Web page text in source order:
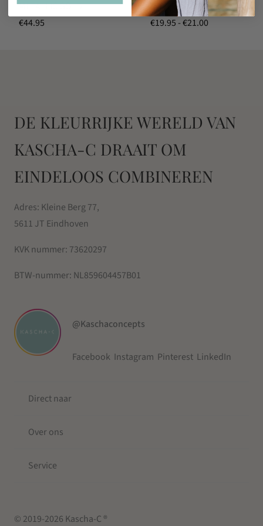
METALLIC GOLD
€44.95
COVER
€19.95 -€21.00Prijsklasse:
DE KLEURRIJKE WERELD VAN
KASCHA-C DRAAIT OM
EINDELOOS COMBINEREN
Adres: Kleine Berg 77,
5611 JT Eindhoven
KVK nummer: 73620297
BTW-nummer: NL859604457B01
@Kaschaconcepts
Facebook Instagram Pinterest LinkedIn
Direct naar
Over ons
Service
© 2019-2026 Kascha-C ®